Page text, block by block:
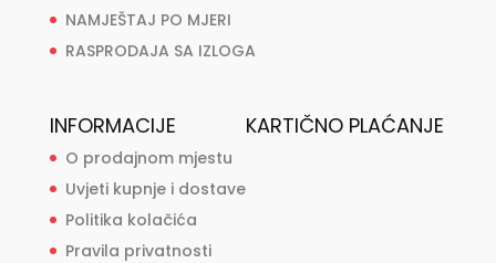
NAMJEŠTAJ PO MJERI
RASPRODAJA SA IZLOGA
INFORMACIJE
O prodajnom mjestu
Uvjeti kupnje i dostave
Politika kolačića
Pravila privatnosti
KARTIČNO PLAĆANJE